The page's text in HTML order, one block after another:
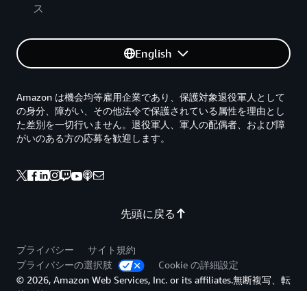
ス
English
先頭に戻る
Amazon は機会均等雇用企業であり、保護対象退役軍人として
の身分、障がい、その他法令で保護されている属性を理由とし
た差別を一切行いません。退役軍人、軍人の配偶者、および障
がいのある方の応募を歓迎します。
プライバシー
サイト規約
プライバシーの選択肢
Cookie の詳細設定
© 2026, Amazon Web Services, Inc. or its affiliates.無断複写、転